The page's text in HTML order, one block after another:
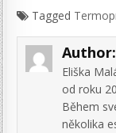
Tagged
Author:
Eliška
od roku
Během
několika